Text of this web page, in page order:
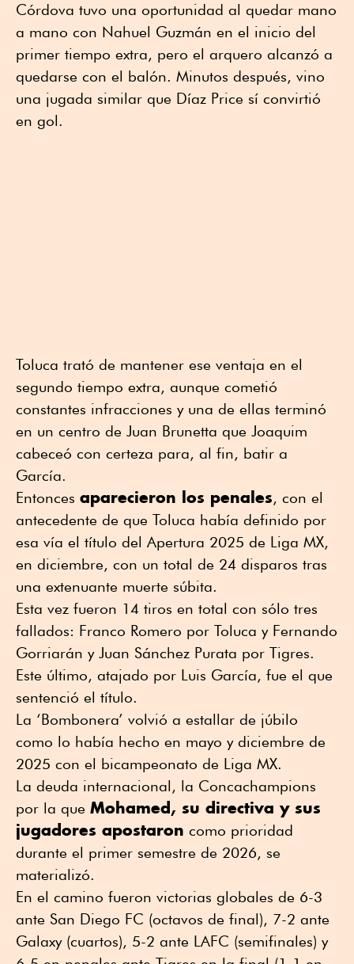
Córdova tuvo una oportunidad al quedar mano
a mano con Nahuel Guzmán en el inicio del
primer tiempo extra, pero el arquero alcanzó a
quedarse con el balón. Minutos después, vino
una jugada similar que Díaz Price sí convirtió
en gol.
Toluca trató de mantener ese ventaja en el
segundo tiempo extra, aunque cometió
constantes infracciones y una de ellas terminó
en un centro de Juan Brunetta que Joaquim
cabeceó con certeza para, al fin, batir a
García.
Entonces aparecieron los penales, con el
antecedente de que Toluca había definido por
esa vía el título del Apertura 2025 de Liga MX,
en diciembre, con un total de 24 disparos tras
una extenuante muerte súbita.
Esta vez fueron 14 tiros en total con sólo tres
fallados: Franco Romero por Toluca y Fernando
Gorriarán y Juan Sánchez Purata por Tigres.
Este último, atajado por Luis García, fue el que
sentenció el título.
La ‘Bombonera’ volvió a estallar de júbilo
como lo había hecho en mayo y diciembre de
2025 con el bicampeonato de Liga MX.
La deuda internacional, la Concachampions
por la que Mohamed, su directiva y sus
jugadores apostaron como prioridad
durante el primer semestre de 2026, se
materializó.
En el camino fueron victorias globales de 6-3
ante San Diego FC (octavos de final), 7-2 ante
Galaxy (cuartos), 5-2 ante LAFC (semifinales) y